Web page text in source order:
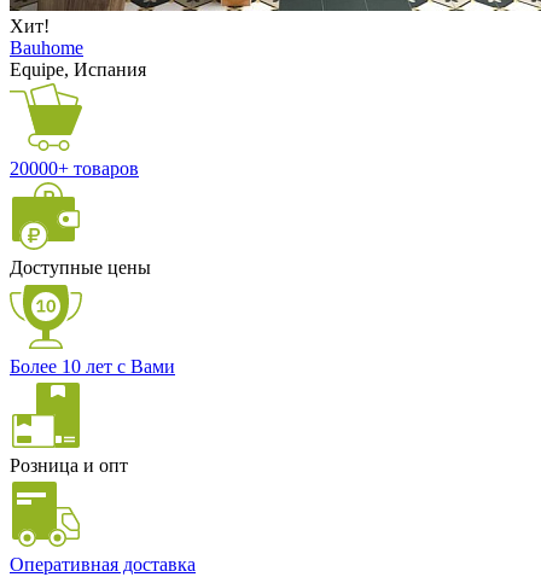
Хит!
Bauhome
Equipe, Испания
20000+ товаров
Доступные цены
Более 10 лет с Вами
Розница и опт
Оперативная доставка